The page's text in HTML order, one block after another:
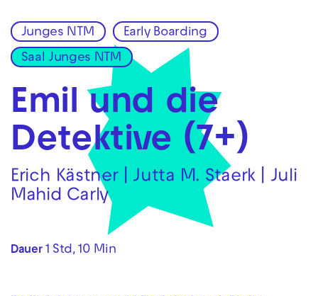
Zur Hauptnavigation springen
Zum Hauptinhalt springen Zum Footer springen
Junges NTM Early Boarding
Saal Junges NTM
Emil und die
Detektive (7+)
Erich Kästner | Jutta M. Staerk | Juli
Mahid Carly
Dauer 1 Std, 10 Min